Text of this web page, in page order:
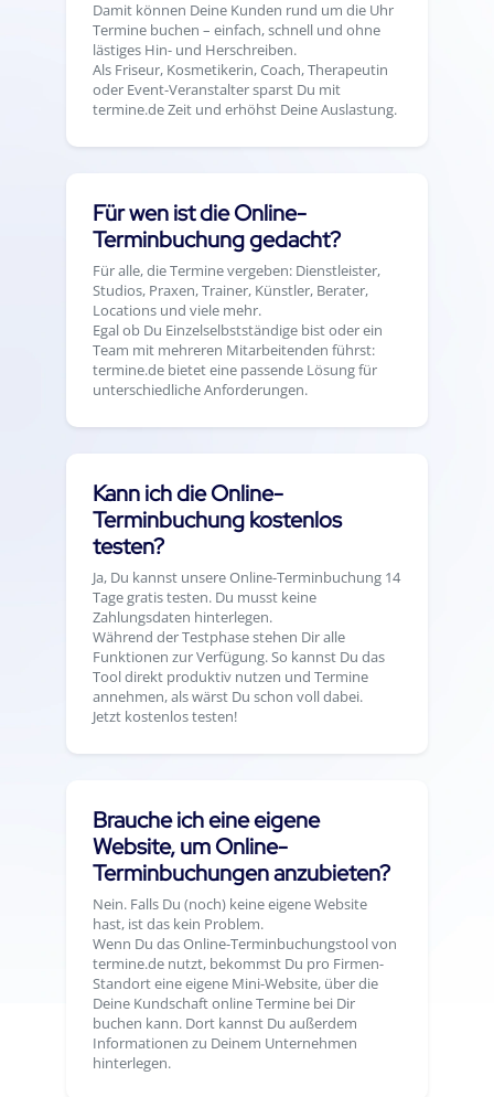
Damit können Deine Kunden rund um die Uhr
Termine buchen – einfach, schnell und ohne
lästiges Hin- und Herschreiben.
Als Friseur, Kosmetikerin, Coach, Therapeutin
oder Event-Veranstalter sparst Du mit
termine.de Zeit und erhöhst Deine Auslastung.
Für wen ist die Online-
Terminbuchung gedacht?
Für alle, die Termine vergeben: Dienstleister,
Studios, Praxen, Trainer, Künstler, Berater,
Locations und viele mehr.
Egal ob Du Einzelselbstständige bist oder ein
Team mit mehreren Mitarbeitenden führst:
termine.de bietet eine passende Lösung für
unterschiedliche Anforderungen.
Kann ich die Online-
Terminbuchung kostenlos
testen?
Ja, Du kannst unsere Online-Terminbuchung 14
Tage gratis testen. Du musst keine
Zahlungsdaten hinterlegen.
Während der Testphase stehen Dir alle
Funktionen zur Verfügung. So kannst Du das
Tool direkt produktiv nutzen und Termine
annehmen, als wärst Du schon voll dabei.
Jetzt kostenlos testen!
Brauche ich eine eigene
Website, um Online-
Terminbuchungen anzubieten?
Nein. Falls Du (noch) keine eigene Website
hast, ist das kein Problem.
Wenn Du das Online-Terminbuchungstool von
termine.de nutzt, bekommst Du pro Firmen-
Standort eine eigene Mini-Website, über die
Deine Kundschaft online Termine bei Dir
buchen kann. Dort kannst Du außerdem
Informationen zu Deinem Unternehmen
hinterlegen.